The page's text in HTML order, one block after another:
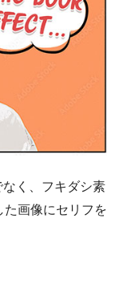
く、フキダシ素
画像にセリフを